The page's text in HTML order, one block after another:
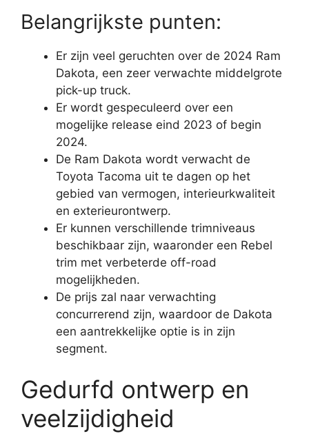
Belangrijkste punten:
Er zijn veel geruchten over de 2024 Ram
Dakota, een zeer verwachte middelgrote
pick-up truck.
Er wordt gespeculeerd over een
mogelijke release eind 2023 of begin
2024.
De Ram Dakota wordt verwacht de
Toyota Tacoma uit te dagen op het
gebied van vermogen, interieurkwaliteit
en exterieurontwerp.
Er kunnen verschillende trimniveaus
beschikbaar zijn, waaronder een Rebel
trim met verbeterde off-road
mogelijkheden.
De prijs zal naar verwachting
concurrerend zijn, waardoor de Dakota
een aantrekkelijke optie is in zijn
segment.
Gedurfd ontwerp en
veelzijdigheid